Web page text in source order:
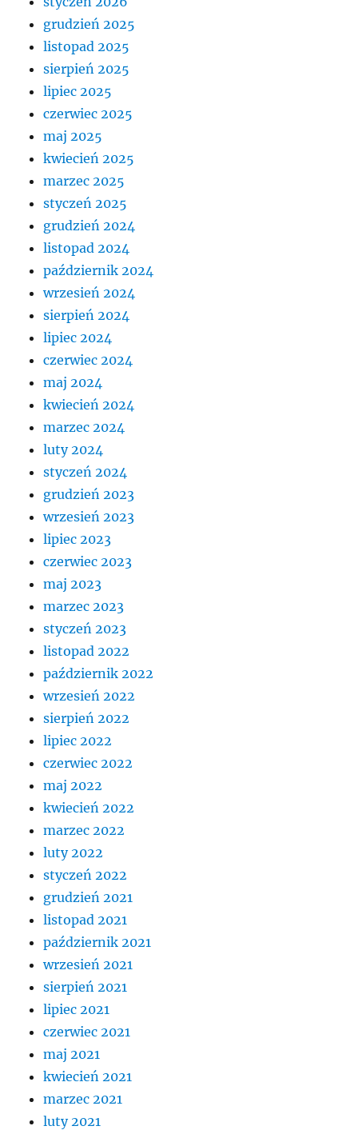
grudzień 2025
listopad 2025
sierpień 2025
lipiec 2025
czerwiec 2025
maj 2025
kwiecień 2025
marzec 2025
styczeń 2025
grudzień 2024
listopad 2024
październik 2024
wrzesień 2024
sierpień 2024
lipiec 2024
czerwiec 2024
maj 2024
kwiecień 2024
marzec 2024
luty 2024
styczeń 2024
grudzień 2023
wrzesień 2023
lipiec 2023
czerwiec 2023
maj 2023
marzec 2023
styczeń 2023
listopad 2022
październik 2022
wrzesień 2022
sierpień 2022
lipiec 2022
czerwiec 2022
maj 2022
kwiecień 2022
marzec 2022
luty 2022
styczeń 2022
grudzień 2021
listopad 2021
październik 2021
wrzesień 2021
sierpień 2021
lipiec 2021
czerwiec 2021
maj 2021
kwiecień 2021
marzec 2021
luty 2021